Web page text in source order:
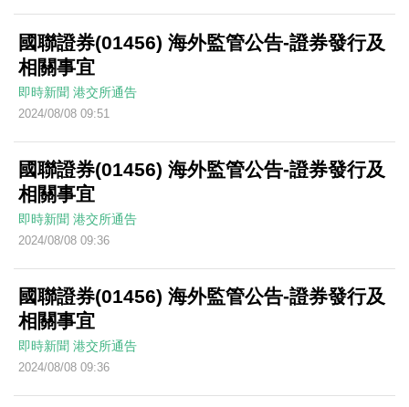
國聯證券(01456) 海外監管公告-證券發行及
相關事宜
即時新聞 港交所通告
2024/08/08 09:51
國聯證券(01456) 海外監管公告-證券發行及
相關事宜
即時新聞 港交所通告
2024/08/08 09:36
國聯證券(01456) 海外監管公告-證券發行及
相關事宜
即時新聞 港交所通告
2024/08/08 09:36